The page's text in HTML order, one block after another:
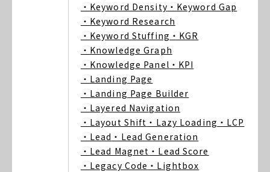
・Keyword Density ・Keyword Gap
・Keyword Research
・Keyword Stuffing ・KGR
・Knowledge Graph
・Knowledge Panel ・KPI
・Landing Page
・Landing Page Builder
・Layered Navigation
・Layout Shift ・Lazy Loading ・LCP
・Lead ・Lead Generation
・Lead Magnet ・Lead Score
・Legacy Code ・Lightbox